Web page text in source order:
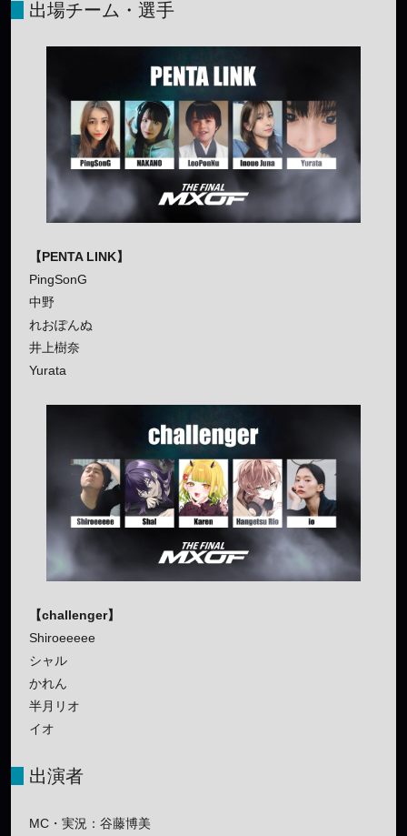
出場チーム・選手
【PENTA LINK】
PingSonG
中野
れおぽんぬ
井上樹奈
Yurata
【challenger】
Shiroeeeee
シャル
かれん
半月リオ
イオ
出演者
MC・実況：谷藤博美